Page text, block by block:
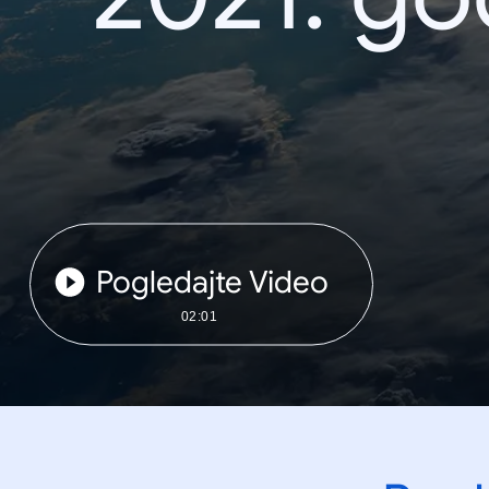
Pogledajte Video
02:01